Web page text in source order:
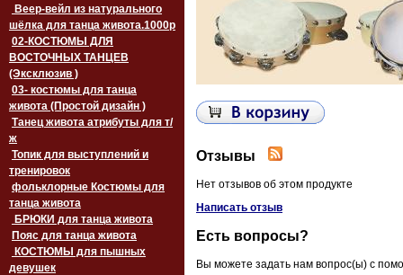
Веер-вейл из натурального
шёлка для танца живота.1000p
02-КОСТЮМЫ ДЛЯ
ВОСТОЧНЫХ ТАНЦЕВ
(Эксклюзив )
03- костюмы для танца
живота (Простой дизайн )
Танец живота атрибуты для т/
ж
Топик для выступлений и
тренировок
фольклорные Костюмы для
танца живота
БРЮКИ для танца живота
Пояс для танца живота
девушек
Отзывы
Нет отзывов об этом продукте
Написать отзыв
Есть вопросы?
Вы можете задать нам вопрос(ы) с